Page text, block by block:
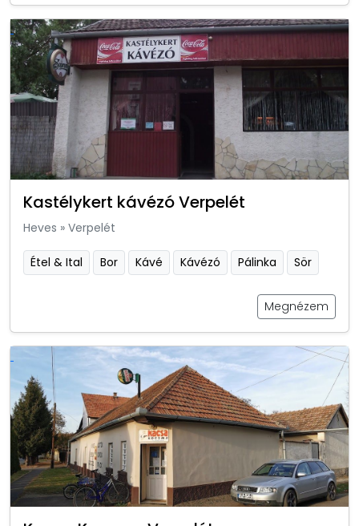
Kastélykert kávézó Verpelét
Heves » Verpelét
Étel & Ital Bor Kávé Kávézó Pálinka Sör
Megnézem